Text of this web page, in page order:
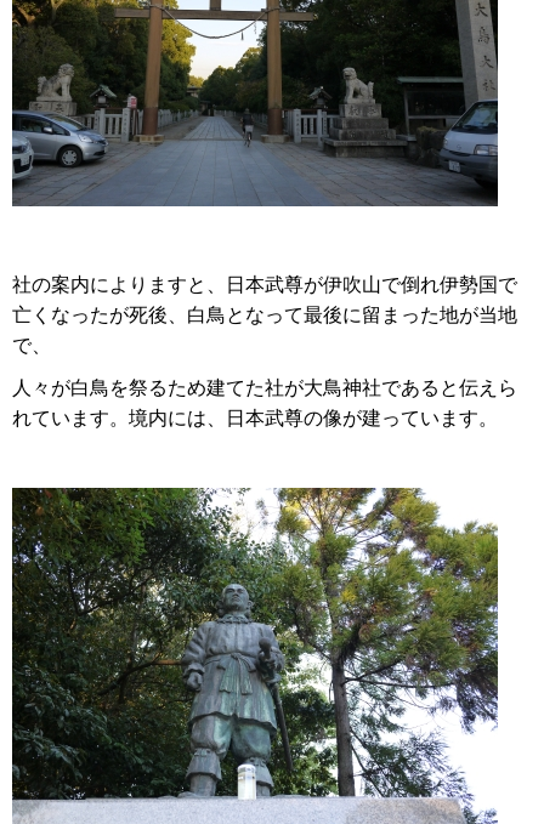
社の案内によりますと、日本武尊が伊吹山で倒れ伊勢国で
亡くなったが死後、白鳥となって最後に留まった地が当地
で、
人々が白鳥を祭るため建てた社が大鳥神社であると伝えら
れています。境内には、日本武尊の像が建っています。